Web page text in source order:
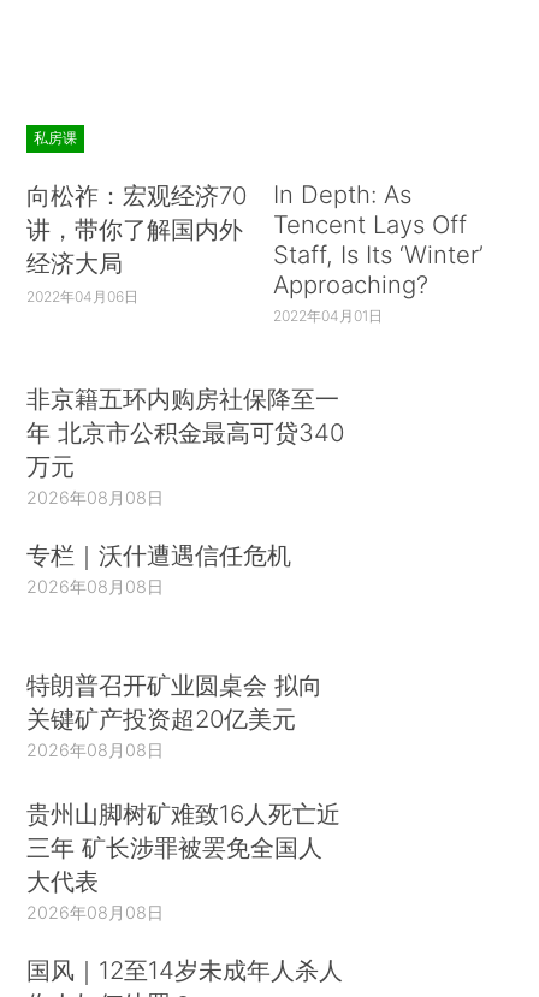
私房课
向松祚：宏观经济70
讲，带你了解国内外
经济大局
2022年04月06日
In Depth: As
Tencent Lays Off
Staff, Is Its ‘Winter’
Approaching?
2022年04月01日
非京籍五环内购房社保降至一
年 北京市公积金最高可贷340
万元
2026年08月08日
专栏｜沃什遭遇信任危机
2026年08月08日
特朗普召开矿业圆桌会 拟向
关键矿产投资超20亿美元
2026年08月08日
贵州山脚树矿难致16人死亡近
三年 矿长涉罪被罢免全国人
大代表
2026年08月08日
国风｜12至14岁未成年人杀人